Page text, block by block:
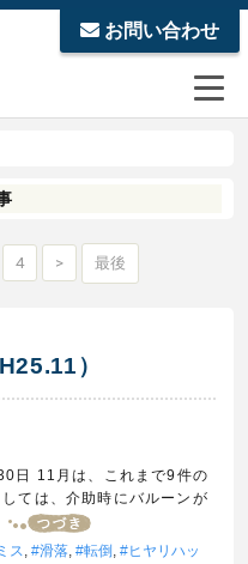
お問い合わせ
4 > 最後
）
日 11月は、これまで9件の
ては、介助時にバルーンが
ス, 滑落, 転倒 ,
ヒヤリハッ